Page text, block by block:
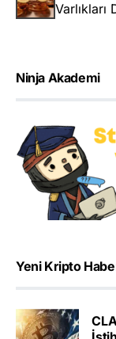
Varlıkları
Ninja Akademi
Yeni Kripto